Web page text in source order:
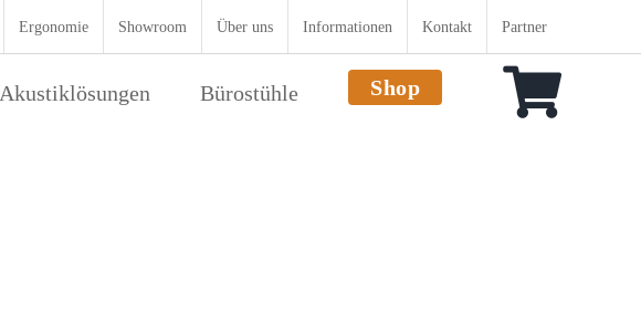
Ergonomie Showroom Über uns Informationen Kontakt Partner
Akustiklösungen Bürostühle Shop